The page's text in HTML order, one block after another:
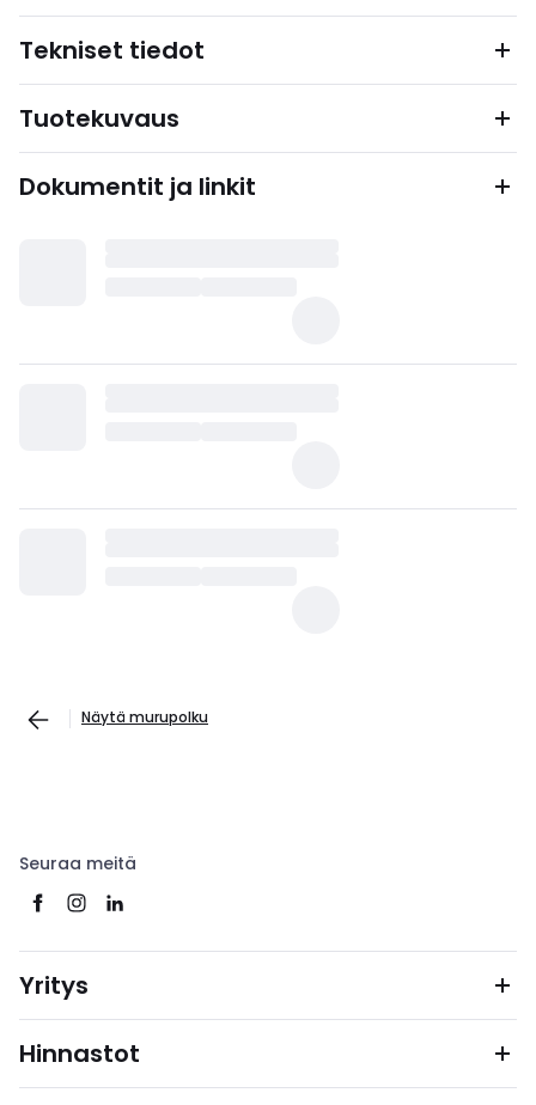
Tekniset tiedot
Tuotekuvaus
Dokumentit ja linkit
Näytä murupolku
Seuraa meitä
Yritys
Hinnastot